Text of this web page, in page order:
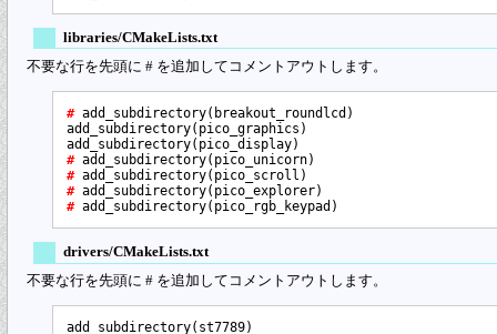
libraries/CMakeLists.txt
不要な行を先頭に # を追加してコメントアウトします。
# add_subdirectory(breakout_roundlcd)
add_subdirectory(pico_graphics)
#
#
#
#
drivers/CMakeLists.txt
不要な行を先頭に # を追加してコメントアウトします。